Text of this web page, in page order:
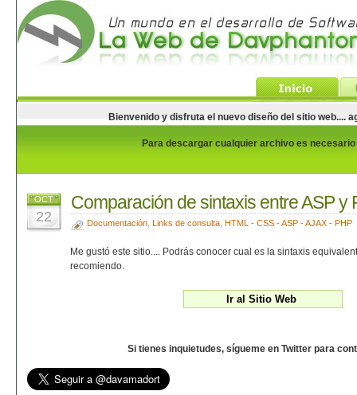
Bienvenido y disfruta el nuevo diseño del sitio web....
Para descargar cualquier archivo es
OCT
22
Comparación de sintaxis entre ASP y
Documentación, Links de consulta, HTML - CSS - ASP - AJAX - PHP
Me gustó este sitio.... Podrás conocer cual es la sintaxis
recomiendo.
Si tienes inquietudes, sígueme en Twitter para